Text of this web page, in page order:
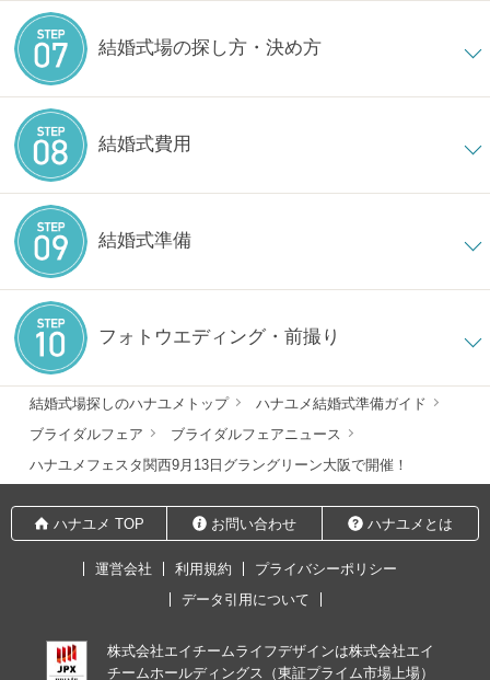
結婚式場の探し方・決め方
結婚式費用
結婚式準備
フォトウエディング・前撮り
結婚式場探しのハナユメトップ
ハナユメ結婚式準備ガイド
ブライダルフェア
ブライダルフェアニュース
ハナユメフェスタ関西9月13日グラングリーン大阪で開催！
ハナユメ TOP お問い合わせ ハナユメとは
運営会社 利用規約
プライバシーポリシー
データ引用について
株式会社エイチームライフデザインは株式会社エイ
チームホールディングス（東証プライム市場上場）